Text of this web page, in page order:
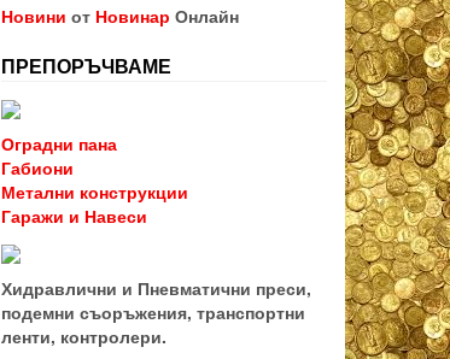
Новини от Новинар Онлайн
ПРЕПОРЪЧВАМЕ
Оградни пана
Габиони
Метални конструкции
Гаражи и Навеси
Хидравлични и Пневматични преси,
подемни съоръжения, транспортни
ленти, контролери.